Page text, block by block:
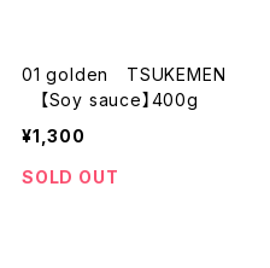
01 golden TSUKEMEN
【Soy sauce】400g
¥1,300
SOLD OUT